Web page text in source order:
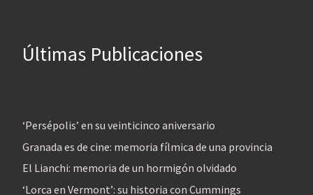
Últimas Publicaciones
‘Persépolis’ en su veinticinco aniversario
Granada es de cine: memoria fílmica de una provincia
El Lianchi: memoria de un hormigón olvidado
‘Lorca en Vermont’: su historia con Cummings